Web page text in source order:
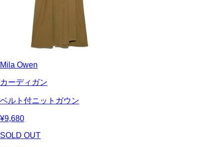
Mila Owen
カーディガン
ベルト付ニットガウン
¥9,680
SOLD OUT